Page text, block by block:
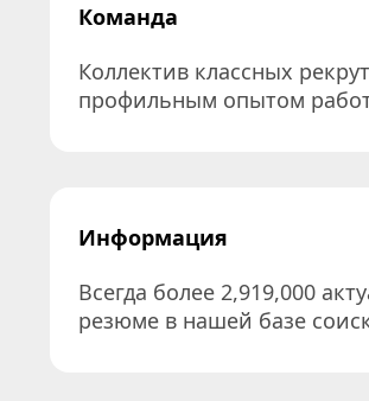
Команда
Коллектив классных
профильным опытом
Информация
Всегда более 2,919,000
резюме в нашей базе